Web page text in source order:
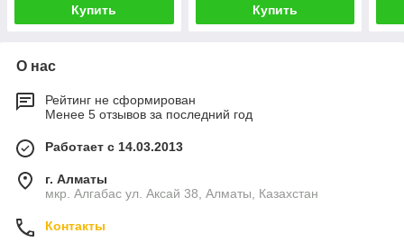
Купить Купить
О нас
Рейтинг не сформирован
Менее 5 отзывов за последний год
Работает с 14.03.2013
г. Алматы
мкр. Алгабас ул. Аксай 38, Алматы, Казахстан
Контакты